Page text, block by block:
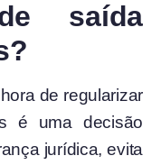
saída
de regularizar
é uma decisão
jurídica, evita